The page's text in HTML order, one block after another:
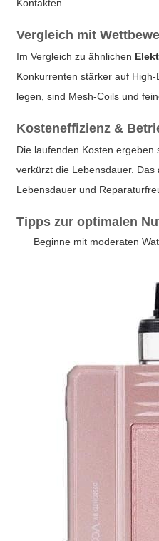
Kontakten.
Vergleich mit
Im Vergleich zu ähnlichen
Konkurrenten stärker auf
legen, sind Mesh-Coils und
Kosteneffizienz &
Die laufenden Kosten ergeben
verkürzt die Lebensdauer. Das
Lebensdauer und
Tipps zur optimalen
Beginne mit moderaten